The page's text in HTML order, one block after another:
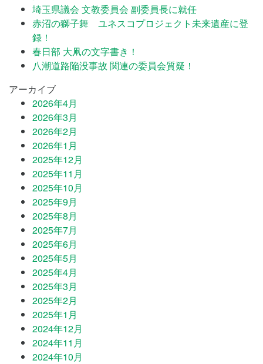
埼玉県議会 文教委員会 副委員長に就任
赤沼の獅子舞 ユネスコプロジェクト未来遺産に登
録！
春日部 大凧の文字書き！
八潮道路陥没事故 関連の委員会質疑！
アーカイブ
2026年4月
2026年3月
2026年2月
2026年1月
2025年12月
2025年11月
2025年10月
2025年9月
2025年8月
2025年7月
2025年6月
2025年5月
2025年4月
2025年3月
2025年2月
2025年1月
2024年12月
2024年11月
2024年10月